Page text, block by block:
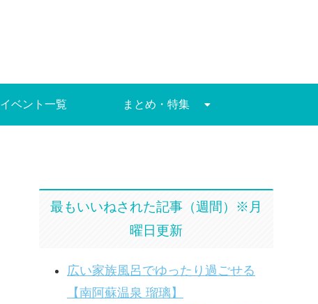
イベント一覧 まとめ・特集
最もいいねされた記事（週間）※月
曜日更新
広い家族風呂でゆったり過ごせる
【南阿蘇温泉 瑠璃】